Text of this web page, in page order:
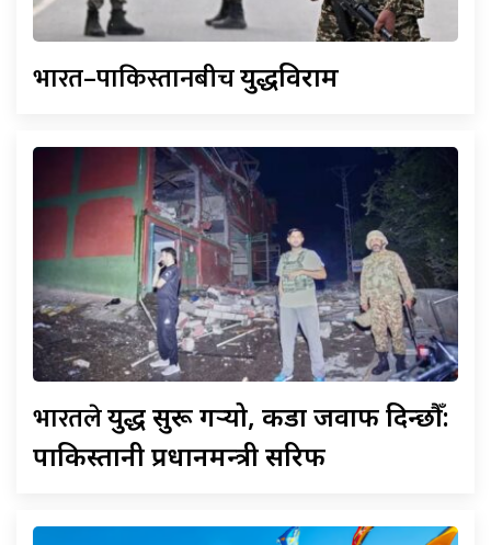
भारत–पाकिस्तानबीचयुद्धविराम
भारतलेयुद्ध सुरू गर्‍यो, कडा जवाफ दिन्छौँ:
पाकिस्तानी प्रधानमन्त्री सरिफ